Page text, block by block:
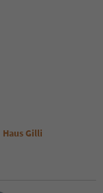
Haus Gilli